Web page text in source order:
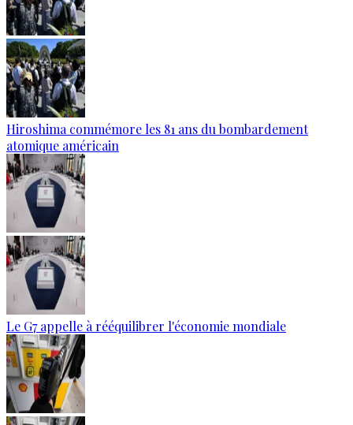
Hiroshima commémore les 81 ans du bombardement
atomique américain
Le G7 appelle à rééquilibrer l'économie mondiale